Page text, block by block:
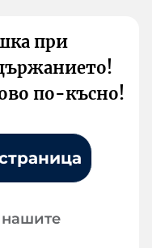
при
по-късно!